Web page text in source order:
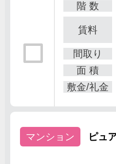
階 数
賃料
間取り
面 積
敷金/礼金
マンション ピュ